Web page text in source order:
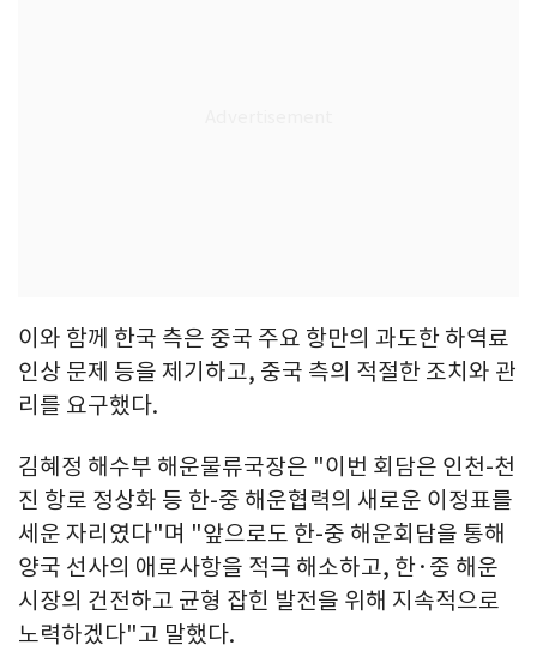
이와 함께 한국 측은 중국 주요 항만의 과도한 하역료
인상 문제 등을 제기하고, 중국 측의 적절한 조치와 관
리를 요구했다.
김혜정 해수부 해운물류국장은 "이번 회담은 인천-천
진 항로 정상화 등 한-중 해운협력의 새로운 이정표를
세운 자리였다"며 "앞으로도 한-중 해운회담을 통해
양국 선사의 애로사항을 적극 해소하고, 한·중 해운
시장의 건전하고 균형 잡힌 발전을 위해 지속적으로
노력하겠다"고 말했다.